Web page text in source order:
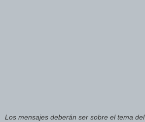
Los mensajes deberán ser sobre el tema del